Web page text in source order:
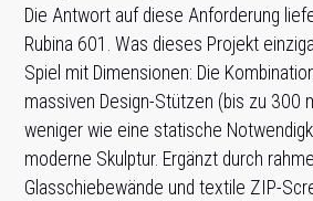
Die Antwort auf diese Anforderung
Rubina 601. Was dieses Projekt
Spiel mit Dimensionen: Die
massiven Design-Stützen (bis zu 300
weniger wie eine statische
moderne Skulptur. Ergänzt durch
Glasschiebewände und textile ZIP-